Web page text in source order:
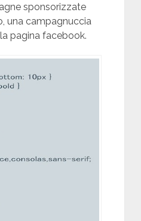
sponsorizzate
una campagnuccia
pagina facebook.